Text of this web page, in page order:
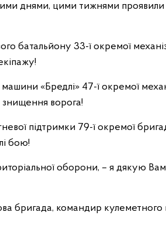
днями, цими тижнями
батальйону 33-ї окремої
«Бредлі» 47-ї окремої
ворога!
підтримки 79-ї окремої
бою!
оборони, – я дякую Вам,
бригада, командир кулеметного